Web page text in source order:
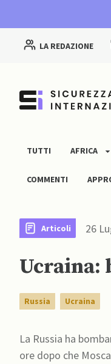
LA REDAZIONE
TUTTI AFRICA
COMMENTI
Articoli 26
Ucraina:
Russia Ucraina
La Russia ha
ore dopo che